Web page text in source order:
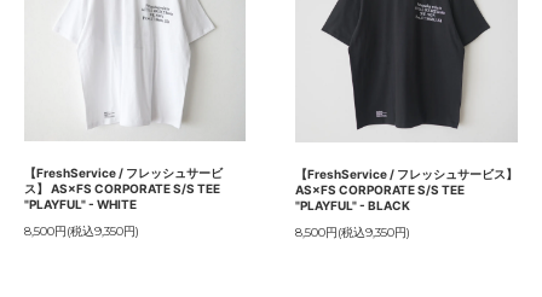
【FreshService / フレッシュサービ
ス】 AS×FS CORPORATE S/S TEE
"PLAYFUL" - WHITE
8,500円(税込9,350円)
【FreshService / フレッシュサービス】
AS×FS CORPORATE S/S TEE
"PLAYFUL" - BLACK
8,500円(税込9,350円)